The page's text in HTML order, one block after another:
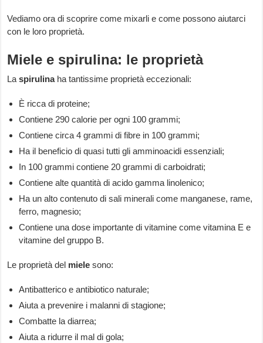
Vediamo ora di scoprire come mixarli e come possono aiutarci
con le loro proprietà.
Miele e spirulina: le proprietà
Laspirulinaha tantissime proprietà eccezionali:
È ricca di proteine;
Contiene 290 calorie per ogni 100 grammi;
Contiene circa 4 grammi di fibre in 100 grammi;
Ha il beneficio di quasi tutti gli amminoacidi essenziali;
In 100 grammi contiene 20 grammi di carboidrati;
Contiene alte quantità di acido gamma linolenico;
Ha un alto contenuto di sali minerali come manganese, rame,
ferro, magnesio;
Contiene una dose importante di vitamine come vitamina E e
vitamine del gruppo B.
Le proprietà del miele sono:
Antibatterico e antibiotico naturale;
Aiuta a prevenire i malanni di stagione;
Combatte la diarrea;
Aiuta a ridurre il mal di gola;